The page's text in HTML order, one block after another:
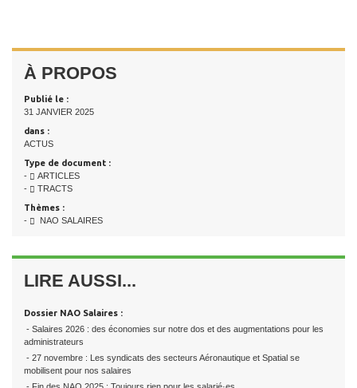
À PROPOS
Publié le :
31 JANVIER 2025
dans :
ACTUS
Type de document :
-
ARTICLES
-
TRACTS
Thèmes :
-
NAO SALAIRES
LIRE AUSSI...
Dossier NAO Salaires :
- Salaires 2026 : des économies sur notre dos et des augmentations pour les
administrateurs
- 27 novembre : Les syndicats des secteurs Aéronautique et Spatial se
mobilisent pour nos salaires
- Fin des NAO 2025 : Toujours rien pour les salarié·es